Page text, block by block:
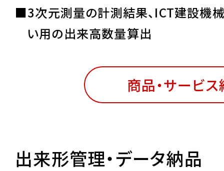
■3次元測量の計測結果、ICT建設機
い用の出来高数量算出
商品・サービ
出来形管理・データ納品